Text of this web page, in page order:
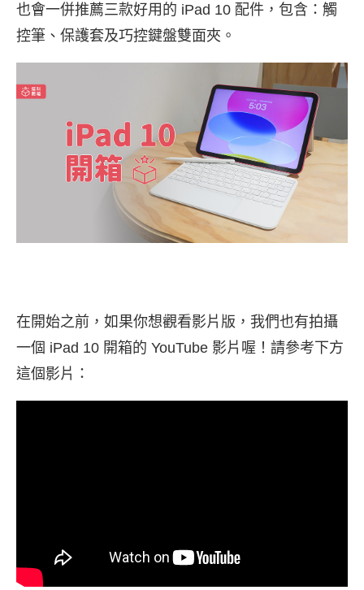
也會一併推薦三款好用的 iPad 10 配件，包含：觸
控筆、保護套及巧控鍵盤雙面夾。
在開始之前，如果你想觀看影片版，我們也有拍攝
一個 iPad 10 開箱的 YouTube 影片喔！請參考下方
這個影片：